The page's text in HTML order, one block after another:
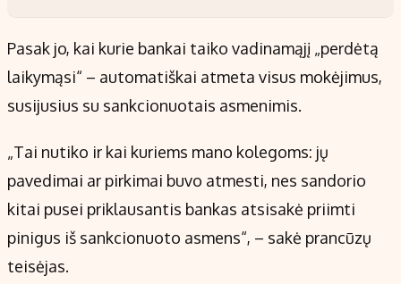
Pasak jo, kai kurie bankai taiko vadinamąjį „perdėtą
laikymąsi“ – automatiškai atmeta visus mokėjimus,
susijusius su sankcionuotais asmenimis.
„Tai nutiko ir kai kuriems mano kolegoms: jų
pavedimai ar pirkimai buvo atmesti, nes sandorio
kitai pusei priklausantis bankas atsisakė priimti
pinigus iš sankcionuoto asmens“, – sakė prancūzų
teisėjas.